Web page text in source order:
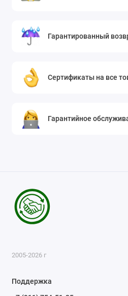
Гарантированный
Сертификаты на все
Гарантийное
2005-2026 г
Поддержка